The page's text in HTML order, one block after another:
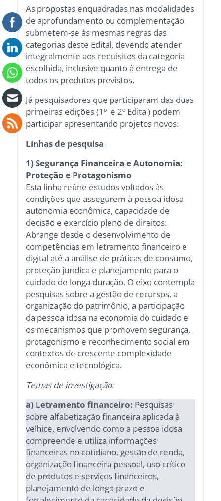
As propostas enquadradas nas modalidades
de aprofundamento ou complementação
submetem-se às mesmas regras das
categorias deste Edital, devendo atender
integralmente aos requisitos da categoria
escolhida, inclusive quanto à entrega de
todos os produtos previstos.
Já pesquisadores que participaram das duas
primeiras edições (1º e 2º Edital) podem
participar apresentando projetos novos.
Linhas de pesquisa
1) Segurança Financeira e Autonomia:
Proteção e Protagonismo
Esta linha reúne estudos voltados às
condições que assegurem à pessoa idosa
autonomia econômica, capacidade de
decisão e exercício pleno de direitos.
Abrange desde o desenvolvimento de
competências em letramento financeiro e
digital até a análise de práticas de consumo,
proteção jurídica e planejamento para o
cuidado de longa duração. O eixo contempla
pesquisas sobre a gestão de recursos, a
organização do patrimônio, a participação
da pessoa idosa na economia do cuidado e
os mecanismos que promovem segurança,
protagonismo e reconhecimento social em
contextos de crescente complexidade
econômica e tecnológica.
Temas de investigação:
a) Letramento financeiro: Pesquisas
sobre alfabetização financeira aplicada à
velhice, envolvendo como a pessoa idosa
compreende e utiliza informações
financeiras no cotidiano, gestão de renda,
organização financeira pessoal, uso crítico
de produtos e serviços financeiros,
planejamento de longo prazo e